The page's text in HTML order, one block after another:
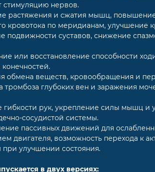
стимуляцию нервов.
растяжения и сжатия мышц,
кровотока по меридианам, улучшение
подвижности суставов, снижение
или восстановление способности
обмена веществ, кровообращения и
тромбоза глубоких вен и заражения
рук, укрепление силы мышц и
сосудистой системы.
пассивных движений для
двигателя, возможность перехода к
улучшении состояния.
в двух версиях: